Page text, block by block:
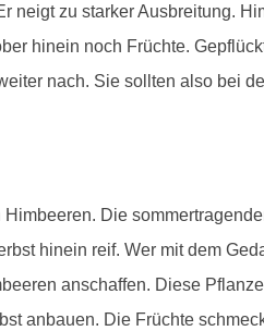
neigt zu starker Ausbreitung.
hinein noch Früchte.
nach. Sie sollten also bei
Die
hinein reif. Wer mit dem
anschaffen. Diese
anbauen. Die Früchte